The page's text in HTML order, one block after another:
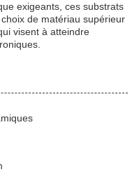
exigeants, ces substrats
de matériau supérieur
visent à atteindre